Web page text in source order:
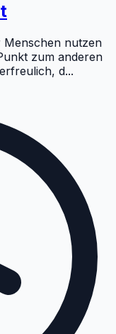
Menschen nutzen
zum anderen
d...